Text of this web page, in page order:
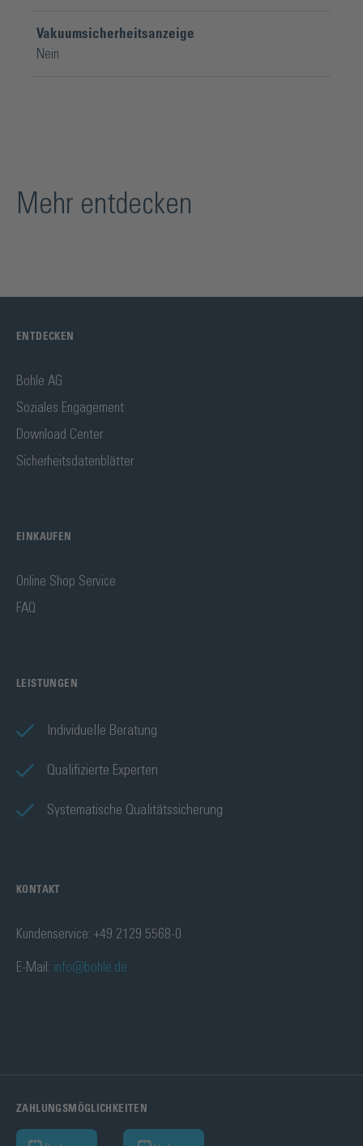
Vakuumsicherheitsanzeige
Nein
Mehr entdecken
ENTDECKEN
Bohle AG
Soziales Engagement
Download Center
Sicherheitsdatenblätter
EINKAUFEN
Online Shop Service
FAQ
LEISTUNGEN
Individuelle Beratung
Qualifizierte Experten
Systematische Qualitätssicherung
KONTAKT
Kundenservice: +49 2129 5568-0
E-Mail: info@bohle.de
ZAHLUNGSMÖGLICHKEITEN